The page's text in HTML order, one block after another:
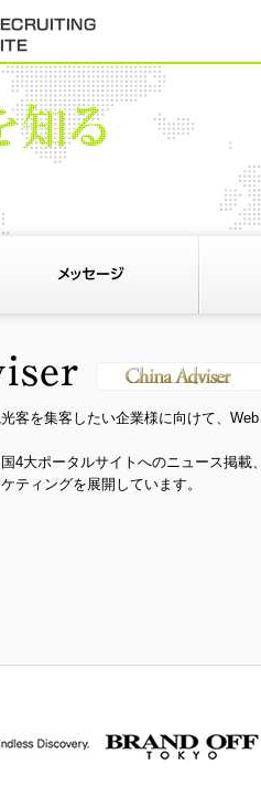
客を集客したい企業様に向けて、
4大ポータルサイトへのニュース掲載
ティングを展開しています。